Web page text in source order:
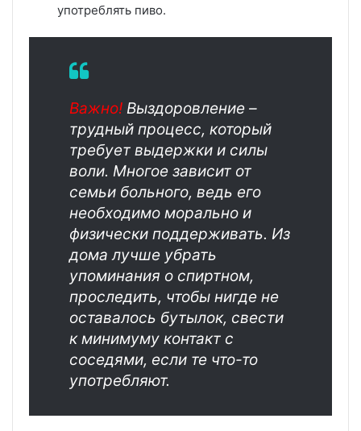
употреблять пиво.
Важно! Выздоровление –
трудный процесс, который
требует выдержки и силы
воли. Многое зависит от
семьи больного, ведь его
необходимо морально и
физически поддерживать. Из
дома лучше убрать
упоминания о спиртном,
проследить, чтобы нигде не
оставалось бутылок, свести
к минимуму контакт с
соседями, если те что-то
употребляют.